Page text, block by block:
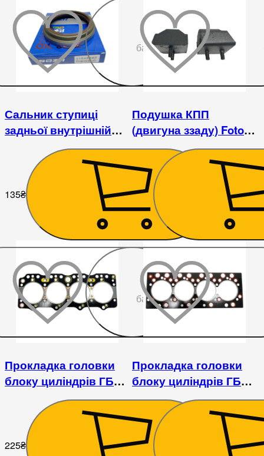
До
бажаного
Сальник ступиці
задньої внутрішній
(77х102х10/19) Foton
135₴
Подушка КПП
(двигуна ззаду) Foton
1043
203₴
До
бажаного
Прокладка головки
блоку циліндрів ГБЦ
Foton 1043
225₴
Прокладка головки
блоку циліндрів ГБЦ
Foton 1043-1
225₴